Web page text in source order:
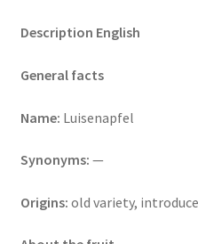
Description English
General facts
Name: Luisenapfel
Synonyms: —
Origins: old variety,